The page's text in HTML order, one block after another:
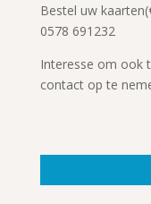
Bestel uw
0578 691232
Interesse om ook
contact op te